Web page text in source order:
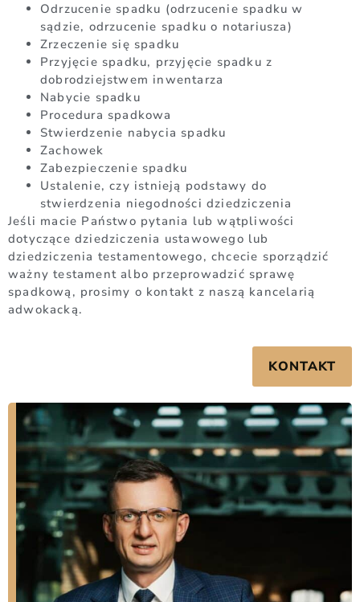
Odrzucenie spadku (odrzucenie spadku w
sądzie, odrzucenie spadku o notariusza)
Zrzeczenie się spadku
Przyjęcie spadku, przyjęcie spadku z
dobrodziejstwem inwentarza
Nabycie spadku
Procedura spadkowa
Stwierdzenie nabycia spadku
Zachowek
Zabezpieczenie spadku
Ustalenie, czy istnieją podstawy do
stwierdzenia niegodności dziedziczenia
Jeśli macie Państwo pytania lub wątpliwości
dotyczące dziedziczenia ustawowego lub
dziedziczenia testamentowego, chcecie sporządzić
ważny testament albo przeprowadzić sprawę
spadkową, prosimy o kontakt z naszą kancelarią
adwokacką.
KONTAKT